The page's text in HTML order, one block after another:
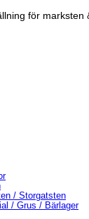
för marksten
/ Storgatsten
/ Grus / Bärlager